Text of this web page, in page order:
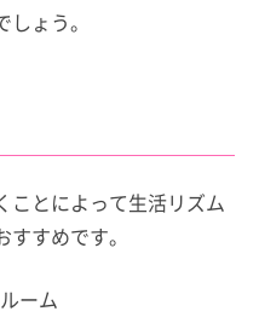
ょう。
ことによって生活リズム
すめです。
ーム